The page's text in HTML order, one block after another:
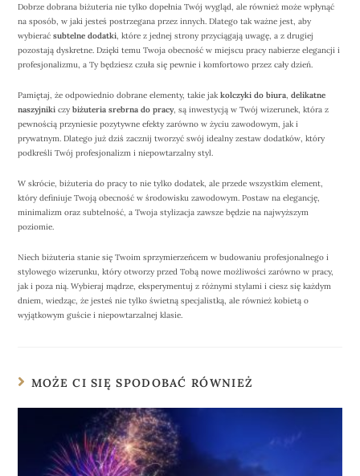
Dobrze dobrana biżuteria nie tylko dopełnia Twój wygląd, ale również może wpłynąć
na sposób, w jaki jesteś postrzegana przez innych. Dlatego tak ważne jest, aby
wybieraćsubtelne dodatki, które z jednej strony przyciągają uwagę, a z drugiej
pozostają dyskretne. Dzięki temu Twoja obecność w miejscu pracy nabierze elegancji i
profesjonalizmu, a Ty będziesz czuła się pewnie i komfortowo przez cały dzień.
Pamiętaj, że odpowiednio dobrane elementy, takie jakkolczyki do biura,delikatne
naszyjniki czybiżuteria srebrna do pracy, są inwestycją w Twój wizerunek, która z
pewnością przyniesie pozytywne efekty zarówno w życiu zawodowym, jak i
prywatnym. Dlatego już dziś zacznij tworzyć swój idealny zestaw dodatków, który
podkreśli Twój profesjonalizm i niepowtarzalny styl.
W skrócie, biżuteria do pracy to nie tylko dodatek, ale przede wszystkim element,
który definiuje Twoją obecność w środowisku zawodowym. Postaw na elegancję,
minimalizm oraz subtelność, a Twoja stylizacja zawsze będzie na najwyższym
poziomie.
Niech biżuteria stanie się Twoim sprzymierzeńcem w budowaniu profesjonalnego i
stylowego wizerunku, który otworzy przed Tobą nowe możliwości zarówno w pracy,
jak i poza nią. Wybieraj mądrze, eksperymentuj z różnymi stylami i ciesz się każdym
dniem, wiedząc, że jesteś nie tylko świetną specjalistką, ale również kobietą o
wyjątkowym guście i niepowtarzalnej klasie.
MOŻE CI SIĘ SPODOBAĆ RÓWNIEŻ